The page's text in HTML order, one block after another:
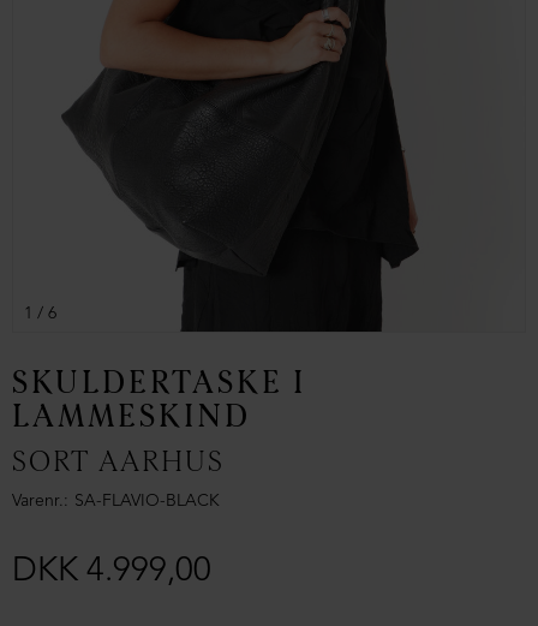
1 / 6
SKULDERTASKE I
LAMMESKIND
SORT AARHUS
Varenr. SA-FLAVIO-BLACK
DKK 4.999,00